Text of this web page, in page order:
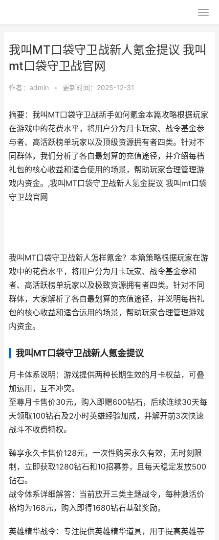
我叫MT口袋守卫战新人氪金提议 我叫
mt口袋守卫战官网
作者： admin • 更新时间：2025-12-31
摘要：我叫MT口袋守卫战新手如何氪金本篇攻略根据玩家
在游戏中的花费水平，将用户分为月卡玩家、战令基金参
与者、高活跃榜单玩家以及顶级资源拥有者四类。针对不
同群体，我们分析了各自最划算的充值途径，并介绍每档
礼包的核心收益和适合使用的场景，帮助玩家合理管理游
戏内资金。,我叫MT口袋守卫战新人氪金提议 我叫mt口袋
守卫战官网
我叫MT口袋守卫战新人怎样氪金？本篇策略根据玩家在游
戏中的花费水平，将用户分为月卡玩家、战令基金参和
者、高活跃榜单玩家以及极致资源拥有者四类。针对不同
群体，大家解析了各自最划算的充值途径，并说明每档礼
包的核心收益和适合运用的场景，帮助玩家合理管理游戏
内资金。
我叫MT口袋守卫战新人氪金提议
月卡体系说明：游戏提供两种长期生效的月卡权益，可叠
加运用，互不冲突。
至尊月卡售价30元，购入即赠600钻石，后续连续30天每
天领取100钻石及2小时英雄经验加成，并解开前3次快速
战斗不收费特权。
臻享永久卡售价128元，一次性购买永久有效，无时刻限
制，立即获取1280钻石和10招募劵，且每天稳定发放500
钻石。
战令体系详细解答：当前放开三类主题战令，每种激活价
格均为168元，购入即得1680钻石基础奖励。
英雄精华战令：专注提供英雄精华道具，用于提高英雄等